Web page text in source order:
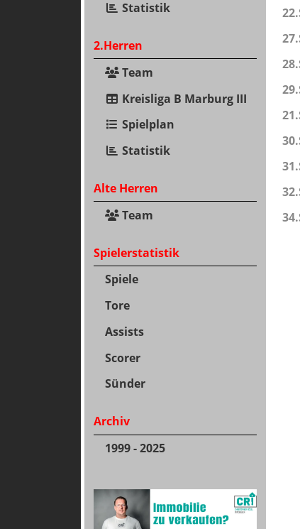
Statistik
2.Herren
Team
Kreisliga B Marburg III
Spielplan
Statistik
Alte Herren
Team
Spielerstatistik
Spiele
Tore
Assists
Scorer
Sünder
Archiv
1999 - 2025